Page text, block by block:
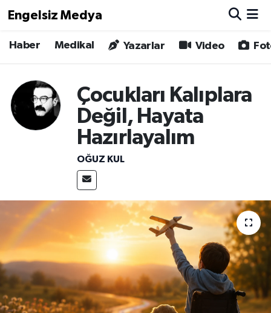
Engelsiz Medya
Haber Medikal Yazarlar Video
Çocukları Kalıplara
Değil, Hayata
Hazırlayalım
OĞUZ KUL
Haber
Yönetim Kurulu
Biz Buradayız
Künye
İletişim
Gizlilik Sözleşmesi
Hava Durumu
Süper Lig Puan Durumu ve Fikstür
Tüm Manşetler
Son Dakika Haberleri
Haber Arşivi